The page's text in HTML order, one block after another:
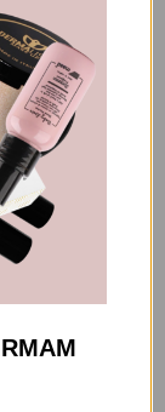
maitina ir
apgaubia
ir
augimą,
ląsteles,
neutralizuoja
Oil
saugo
riebios